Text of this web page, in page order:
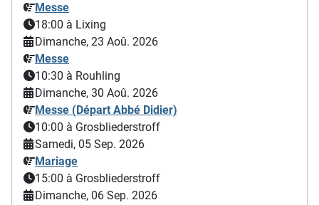
Messe
18:00 à Lixing
Dimanche, 23 Aoû. 2026
Messe
10:30 à Rouhling
Dimanche, 30 Aoû. 2026
Messe (Départ Abbé Didier)
10:00 à Grosbliederstroff
Samedi, 05 Sep. 2026
Mariage
15:00 à Grosbliederstroff
Dimanche, 06 Sep. 2026